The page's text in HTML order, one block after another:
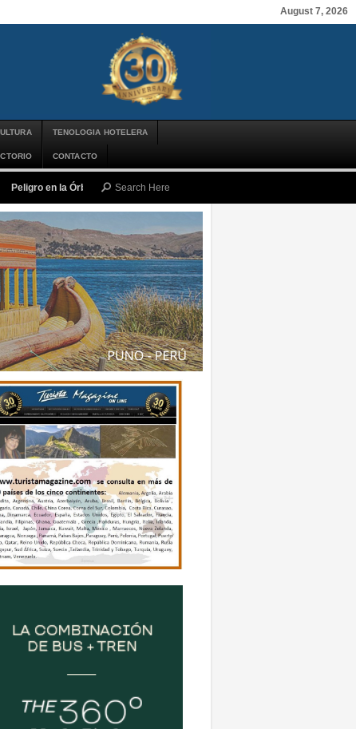
August 7, 2026
TENOLOGIA HOTELERA
CONTACTO
Peligro en la Órbita: ¿Qué es la «Basura Espacial» y por qué debería